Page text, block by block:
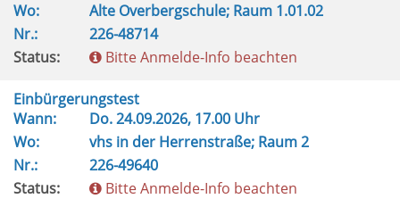
Wo:
Alte Overbergschule; Raum 1.01.02
Nr.:
226-48714
Status:
Bitte Anmelde-Info beachten
Einbürgerungstest
Wann:
Do.24.09.2026, 17.00 Uhr
Wo:
vhs in der Herrenstraße; Raum 2
Nr.:
226-49640
Status:
Bitte Anmelde-Info beachten